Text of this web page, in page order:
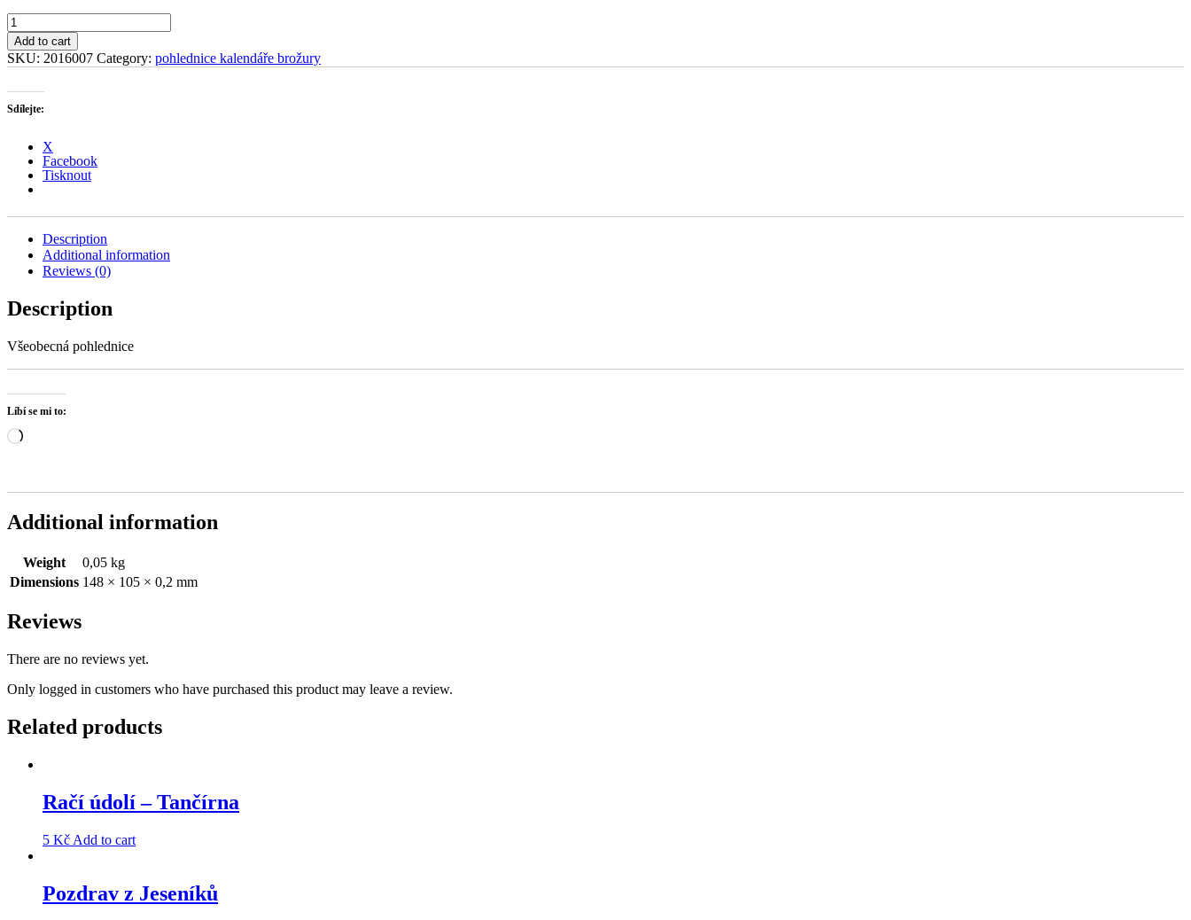
Karlova
Studánka
–
Jeseníky
Add to cart
SKU: 2016007 Category: pohlednice kalendáře brožury
Sdílejte:
X
Facebook
Tisknout
Description
Additional information
Reviews (0)
Description
Všeobecná pohlednice
Líbí se mi to:
Načítání…
Additional information
Weight
0,05 kg
Dimensions 148 × 105 × 0,2 mm
Reviews
There are no reviews yet.
Only logged in customers who have purchased this product may leave a review.
Related products
Račí údolí – Tančírna
5 Kč Add to cart
Pozdrav z Jeseníků